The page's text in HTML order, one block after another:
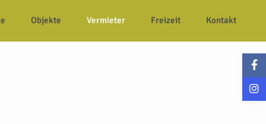
Objekte Vermieter Freizeit Kontakt